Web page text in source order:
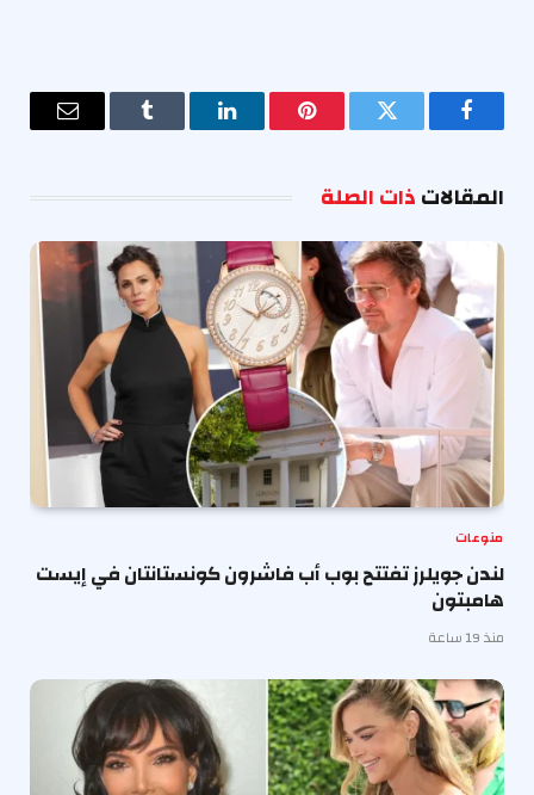
فيسبوك تويتر بينتيريستلينكدإن Tumblr
البريد
المقالاتذات الصلة
منوعات
لندن جويلرز تفتتح بوب أب فاشرون كونستانتان في إيست
هامبتون
منذ 19 ساعة